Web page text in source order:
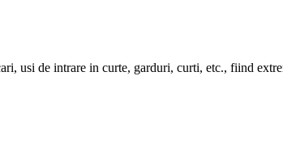
usi de intrare in curte, garduri, curti, etc., fiind